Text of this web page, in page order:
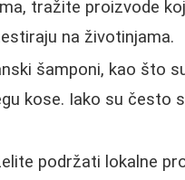
tražite proizvode
na životinjama.
šamponi, kao što
kose. Iako su često
podržati lokalne